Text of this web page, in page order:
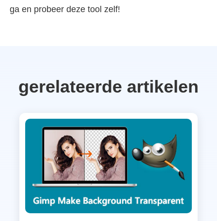
ga en probeer deze tool zelf!
gerelateerde artikelen